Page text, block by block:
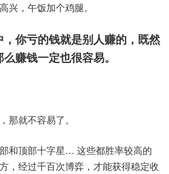
兴，午饭加个鸡腿。
你亏的钱就是别人赚的，既然
赚钱一定也很容易。
那就不容易了。
和顶部十字星… 这些都胜率较高的
，经过千百次博弈，才能获得稳定收